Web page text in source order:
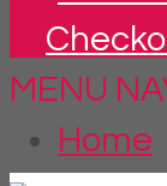
MENU
Home